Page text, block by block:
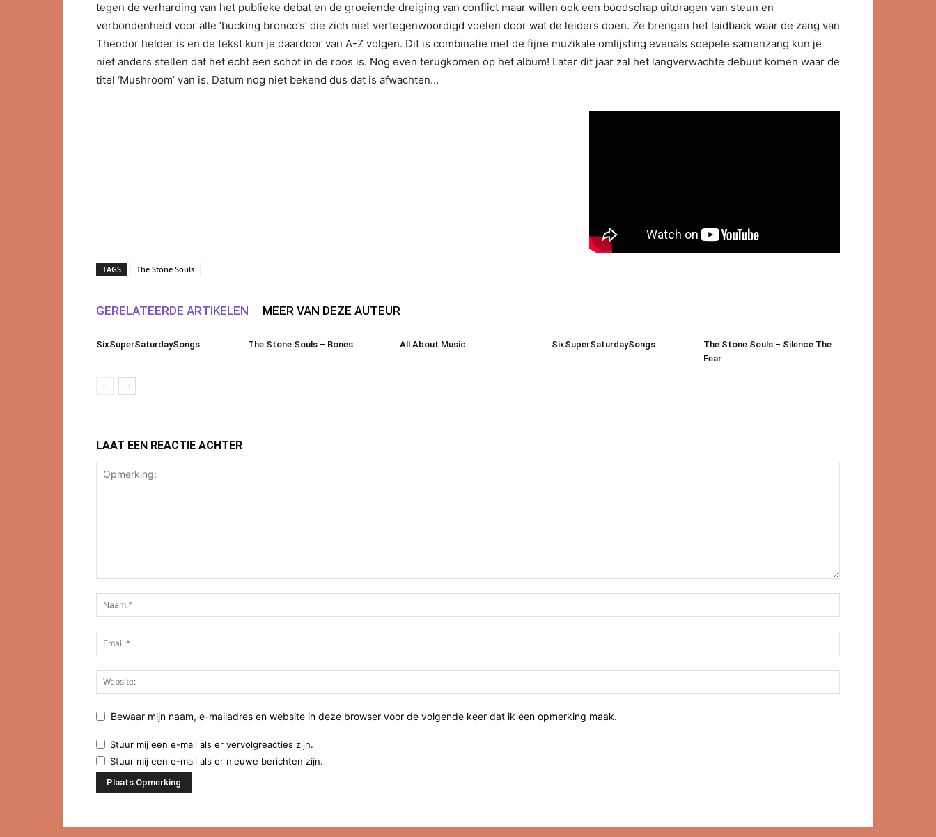
tegen de verharding van het publieke debat en de groeiende dreiging van conflict maar willen ook een boodschap uitdragen van steun en
verbondenheid voor alle ‘bucking bronco’s’ die zich niet vertegenwoordigd voelen door wat de leiders doen. Ze brengen het laidback waar de zang van
Theodor helder is en de tekst kun je daardoor van A-Z volgen. Dit is combinatie met de fijne muzikale omlijsting evenals soepele samenzang kun je
niet anders stellen dat het echt een schot in de roos is. Nog even terugkomen op het album! Later dit jaar zal het langverwachte debuut komen waar de
titel ‘Mushroom’ van is. Datum nog niet bekend dus dat is afwachten…
TAGS The Stone Souls
GERELATEERDE ARTIKELEN MEER VAN DEZE AUTEUR
SixSuperSaturdaySongs The Stone Souls – Bones All About Music. SixSuperSaturdaySongs
The Stone Souls – Silence The
Fear
LAAT EEN REACTIE ACHTER
Bewaar mijn naam, e-mailadres en website in deze browser voor de volgende keer dat ik een opmerking maak.
Stuur mij een e-mail als er vervolgreacties zijn.
Stuur mij een e-mail als er nieuwe berichten zijn.